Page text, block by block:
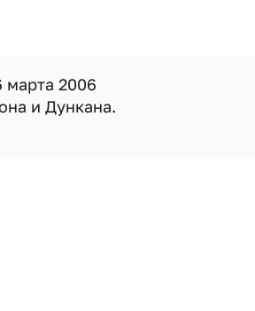
марта 2006
и Дункана.